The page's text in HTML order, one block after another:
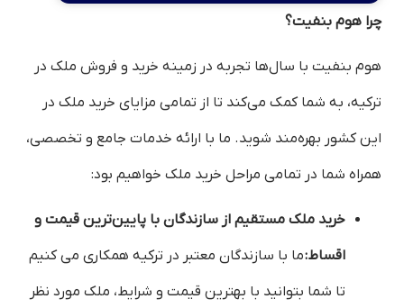
چرا هوم بنفیت؟
هوم بنفیت با سال‌ها تجربه در زمینه خرید و فروش ملک در
ترکیه، به شما کمک می‌کند تا از تمامی مزایای خرید ملک در
این کشور بهره‌مند شوید. ما با ارائه خدمات جامع و تخصصی،
همراه شما در تمامی مراحل خرید ملک خواهیم بود:
خرید ملک مستقیم از سازندگان با پایین‌ترین قیمت و
اقساط:ما با سازندگان معتبر در ترکیه همکاری می کنیم
تا شما بتوانید با بهترین قیمت و شرایط، ملک مورد نظر